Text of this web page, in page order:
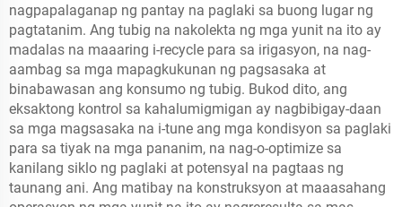
nagpapalaganap ng pantay na paglaki sa buong lugar ng
pagtatanim. Ang tubig na nakolekta ng mga yunit na ito ay
madalas na maaaring i-recycle para sa irigasyon, na nag-
aambag sa mga mapagkukunan ng pagsasaka at
binabawasan ang konsumo ng tubig. Bukod dito, ang
eksaktong kontrol sa kahalumigmigan ay nagbibigay-daan
sa mga magsasaka na i-tune ang mga kondisyon sa paglaki
para sa tiyak na mga pananim, na nag-o-optimize sa
kanilang siklo ng paglaki at potensyal na pagtaas ng
taunang ani. Ang matibay na konstruksyon at maaasahang